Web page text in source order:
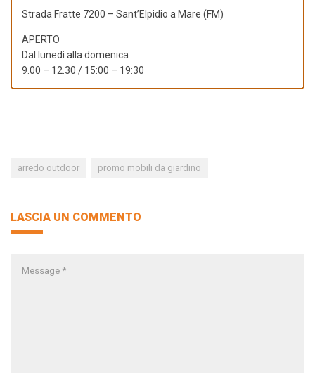
Strada Fratte 7200 – Sant’Elpidio a Mare (FM)
APERTO
Dal lunedì alla domenica
9.00 – 12.30 / 15:00 – 19:30
arredo outdoor promo mobili da giardino
LASCIA UN COMMENTO